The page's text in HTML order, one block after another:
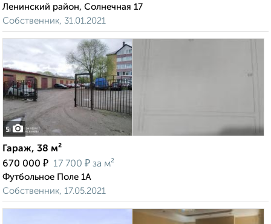
Ленинский район, Солнечная 17
Собственник, 31.01.2021
5
Гараж, 38 м²
670 000 ₽ 17 700 ₽ за м²
Футбольное Поле 1А
Собственник, 17.05.2021